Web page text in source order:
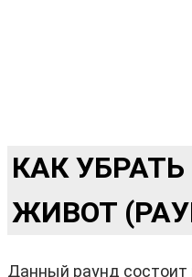
КАК
ЖИВОТ
Данный раунд состоит